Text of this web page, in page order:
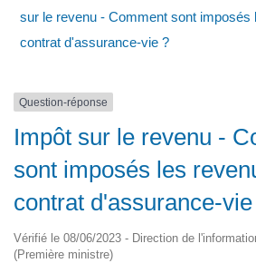
sur le revenu - Comment sont imposés
contrat d'assurance-vie ?
Question-réponse
Impôt sur le revenu -
sont imposés les
contrat d'assurance-
Vérifié le 08/06/2023 - Direction de
(Première ministre)